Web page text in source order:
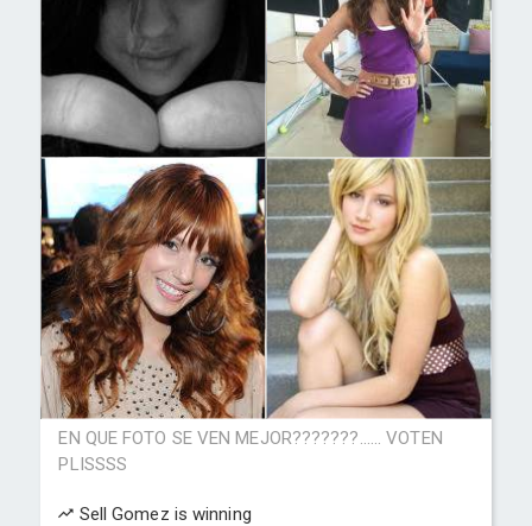
EN QUE FOTO SE VEN MEJOR???????...... VOTEN
PLISSSS
Sell Gomez is winning